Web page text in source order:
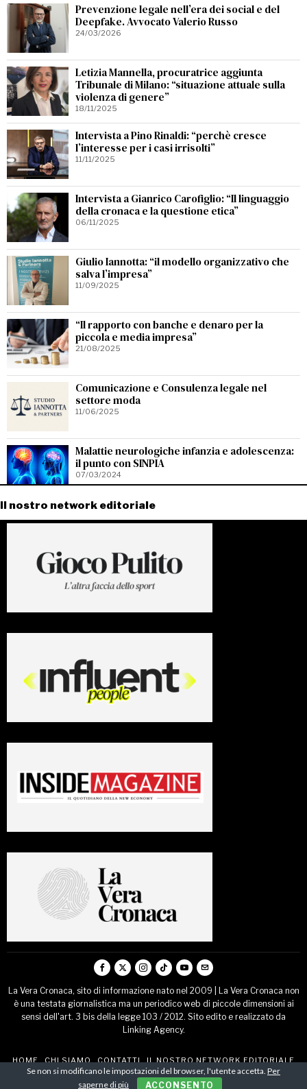
Prevenzione legale nell’era dei social e del
Deepfake. Avvocato Valerio Russo
24/03/2026
Letizia Mannella, procuratrice aggiunta
Tribunale di Milano: “situazione attuale sulla
violenza di genere”
18/11/2025
Intervista a Pino Rinaldi: “perchè cresce
l’interesse per i casi irrisolti”
11/11/2025
Intervista a Gianrico Carofiglio: “Il linguaggio
della cronaca e la questione etica”
06/11/2025
Giulio Iannotta: “il modello organizzativo che
salva l’impresa”
11/09/2025
“Il rapporto con banche e denaro per la
piccola e media impresa”
21/08/2025
Comunicazione e Consulenza legale nel
settore moda
11/06/2025
Malattie neurologiche infanzia e adolescenza:
il punto con SINPIA
07/03/2024
Il nostro network editoriale
La Vera Cronaca, sito di informazione nato nel 2009 | La Vera Cronaca non
è una testata giornalistica ma un periodico web di piccole dimensioni ai
sensi dell'art. 3 bis della legge 103 / 2012. Sito edito e realizzato da
Linking Agency.
HOME CHI SIAMO CONTATTI
IL NOSTRO NETWORK EDITORIALE
COMUNICATI STAMPA
Se non si modificano le impostazioni del browser, l'utente accetta. Per
saperne di più
ACCONSENTO